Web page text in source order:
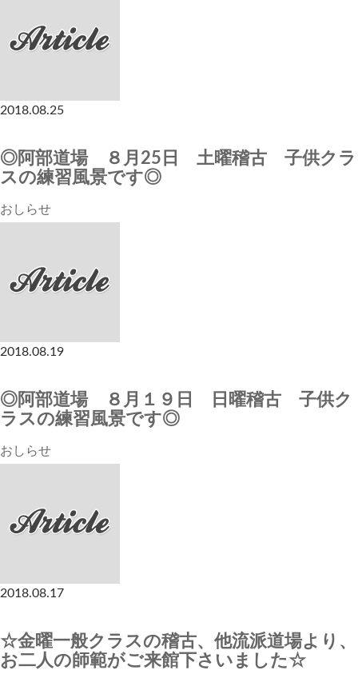
2018.08.25
◎阿部道場 ８月25日 土曜稽古 子供クラ
スの練習風景です◎
おしらせ
2018.08.19
◎阿部道場 ８月１９日 日曜稽古 子供ク
ラスの練習風景です◎
おしらせ
2018.08.17
☆金曜一般クラスの稽古、他流派道場より、
お二人の師範がご来館下さいました☆